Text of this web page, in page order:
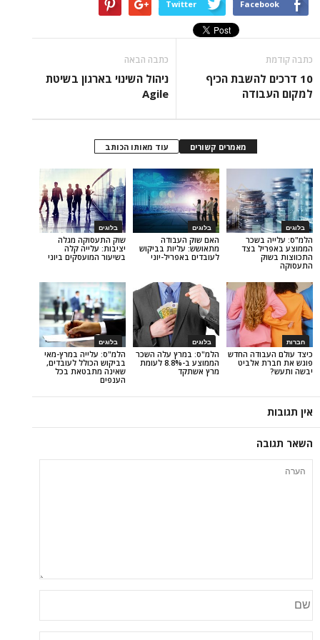
Twitter
להשבת הכיף
ניהול השינוי בארגון בשיטת
עוד מאותו הכותב
שוק התעסוקה מגלה
יציבות: עלייה קלה
בשיעור המועסקים ביוני
בלוגים
האם שוק העבודה
מתאושש: עליות בביקוש
לעובדים באפריל-יוני
בצד
בלוגים
הלמ"ס: עלייה במרץ-מאי
בביקוש הכולל לעובדים,
שאינה מתבטאת בכל
הענפים
בלוגים
הלמ"ס: במרץ עלה השכר
הממוצע ב-8.8% לעומת
מרץ אשתקד
החדש